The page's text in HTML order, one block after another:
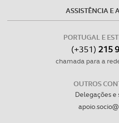
ASSISTÊNCIA E
PORTUGAL E
(+351) 215
chamada para a
OUTROS
Delegações e